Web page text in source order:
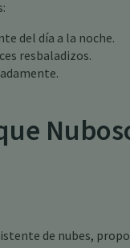
del día a la noche.
resbaladizos.
de nubes,